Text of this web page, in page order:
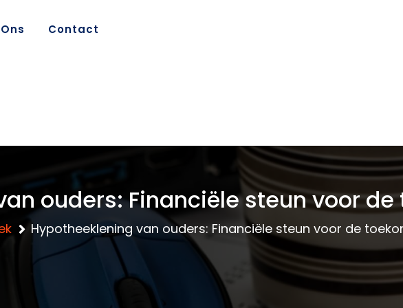
Contact
ouders: Financiële steun voor
Hypotheeklening van ouders: Financiële steun voor de